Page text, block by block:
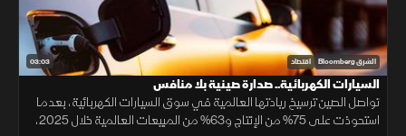
03:03 الشرق Bloomberg اقتصاد
السيارات الكهربائية.. صدارة صينية بلا منافس
تواصل الصين ترسيخ ريادتها العالمية في سوق السيارات الكهربائية، بعدما
استحوذت على 75% من الإنتاج و63% من المبيعات العالمية خلال 2025،